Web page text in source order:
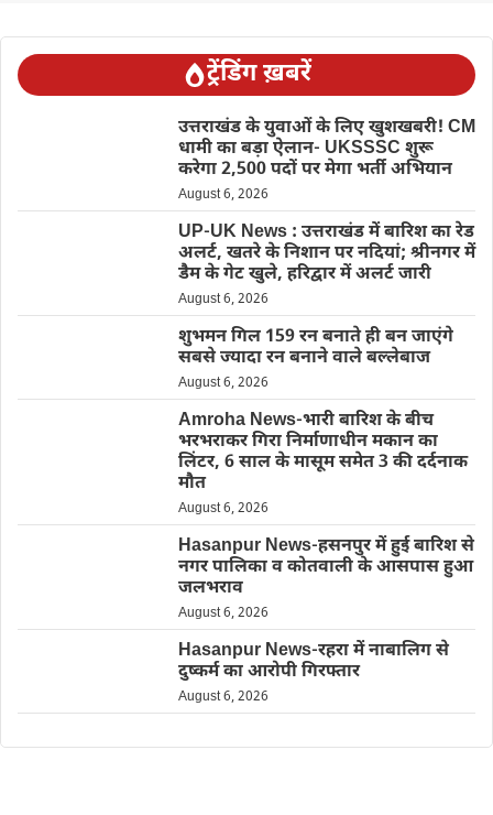
ट्रेंडिंग ख़बरें
उत्तराखंड के युवाओं के लिए खुशखबरी! CM
धामी का बड़ा ऐलान- UKSSSC शुरू
करेगा 2,500 पदों पर मेगा भर्ती अभियान
August 6, 2026
UP-UK News : उत्तराखंड में बारिश का रेड
अलर्ट, खतरे के निशान पर नदियां; श्रीनगर में
डैम के गेट खुले, हरिद्वार में अलर्ट जारी
August 6, 2026
शुभमन गिल 159 रन बनाते ही बन जाएंगे
सबसे ज्यादा रन बनाने वाले बल्लेबाज
August 6, 2026
Amroha News-भारी बारिश के बीच
भरभराकर गिरा निर्माणाधीन मकान का
लिंटर, 6 साल के मासूम समेत 3 की दर्दनाक
मौत
August 6, 2026
Hasanpur News-हसनपुर में हुई बारिश से
नगर पालिका व कोतवाली के आसपास हुआ
जलभराव
August 6, 2026
Hasanpur News-रहरा में नाबालिग से
दुष्कर्म का आरोपी गिरफ्तार
August 6, 2026